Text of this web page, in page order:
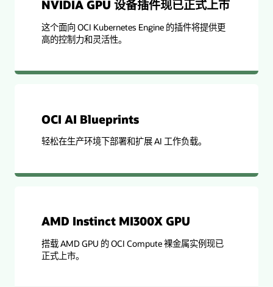
NVIDIA GPU 设备插件现已正式上市
这个面向 OCI Kubernetes Engine 的插件将提供更
高的控制力和灵活性。
OCI AI Blueprints
轻松在生产环境下部署和扩展 AI 工作负载。
AMD Instinct MI300X GPU
搭载 AMD GPU 的 OCI Compute 裸金属实例现已
正式上市。